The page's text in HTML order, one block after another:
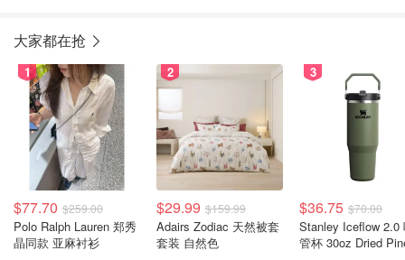
大家都在抢
1
$77.70 $259.00
Polo Ralph Lauren 郑秀
晶同款 亚麻衬衫
2
$29.99 $159.99
Adairs Zodiac 天然被套
套装 自然色
3
$36.75 $70.00
Stanley Iceflow 2.0 吸
管杯 30oz Dried